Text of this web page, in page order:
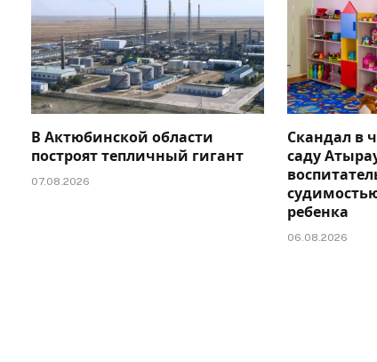
В Актюбинской области
построят тепличный гигант
07.08.2026
Скандал в
саду
ребенка
06.08.2026